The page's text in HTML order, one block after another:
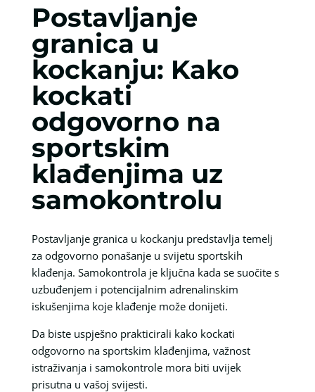
Postavljanje
granica u
kockanju: Kako
kockati
odgovorno na
sportskim
klađenjima uz
samokontrolu
Postavljanje granica u kockanju predstavlja temelj
za odgovorno ponašanje u svijetu sportskih
klađenja. Samokontrola je ključna kada se suočite s
uzbuđenjem i potencijalnim adrenalinskim
iskušenjima koje klađenje može donijeti.
Da biste uspješno prakticirali kako kockati
odgovorno na sportskim klađenjima, važnost
istraživanja i samokontrole mora biti uvijek
prisutna u vašoj svijesti.